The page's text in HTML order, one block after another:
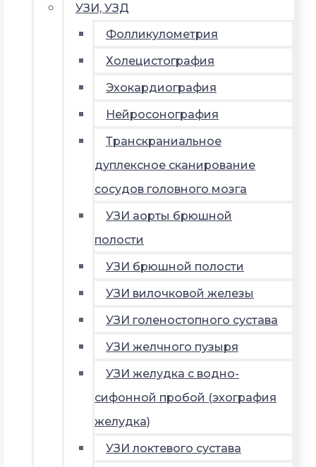
УЗИ, УЗД
Фолликулометрия
Холецистография
Эхокардиография
Нейросонография
Транскраниальное
дуплексное сканирование
сосудов головного мозга
УЗИ аорты брюшной
полости
УЗИ брюшной полости
УЗИ вилочковой железы
УЗИ голеностопного сустава
УЗИ желчного пузыря
УЗИ желудка с водно-
сифонной пробой (эхография
желудка)
УЗИ локтевого сустава